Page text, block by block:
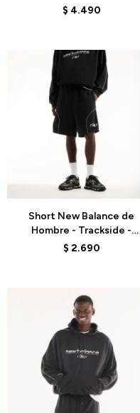
MJ62Y8SJYST - GREY
$ 4.490
Short New Balance de
Hombre - Trackside -
MB62S8AABK - BLACK
$ 2.690